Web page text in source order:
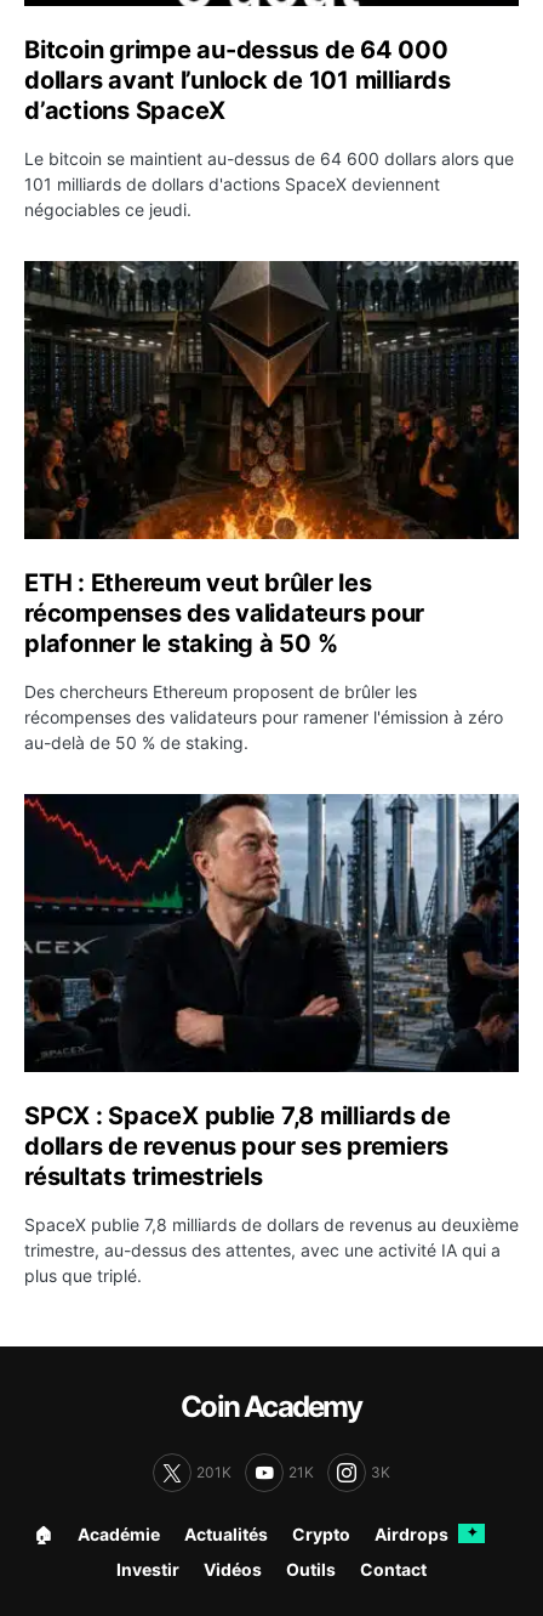
Bitcoin grimpe au-dessus de 64 000
dollars avant l’unlock de 101 milliards
d’actions SpaceX
Le bitcoin se maintient au-dessus de 64 600 dollars alors que
101 milliards de dollars d'actions SpaceX deviennent
négociables ce jeudi.
ETH : Ethereum veut brûler les récompenses des
ETH : Ethereum veut brûler les
récompenses des validateurs pour
plafonner le staking à 50 %
Des chercheurs Ethereum proposent de brûler les
récompenses des validateurs pour ramener l'émission à zéro
au-delà de 50 % de staking.
SPCX : SpaceX publie 7,8 milliards de dollars de
SPCX : SpaceX publie 7,8 milliards de
dollars de revenus pour ses premiers
résultats trimestriels
SpaceX publie 7,8 milliards de dollars de revenus au deuxième
trimestre, au-dessus des attentes, avec une activité IA qui a
plus que triplé.
Coin Academy
201K 21K 3K
🏠︎ Académie Actualités Crypto Airdrops ✦
Investir Vidéos Outils Contact